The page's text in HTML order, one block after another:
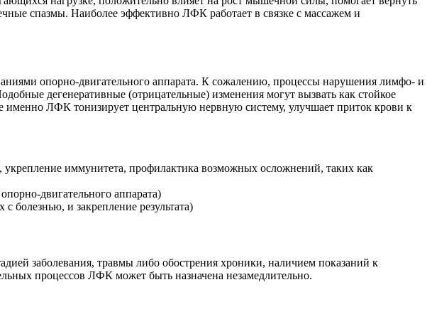
спазмы. Наиболее эффективно ЛФК работает в связке с массажем и
опорно-двигательного аппарата. К сожалению, процессы нарушения лимфо- и
дегенеративные (отрицательные) изменения могут вызвать как стойкое
именно ЛФК тонизирует центральную нервную систему, улучшает приток крови к
иммунитета, профилактика возможных осложнений, таких как
двигательного аппарата)
болезнью, и закрепление результата)
заболевания, травмы либо обострения хроники, наличием показаний к
процессов ЛФК может быть назначена незамедлительно.